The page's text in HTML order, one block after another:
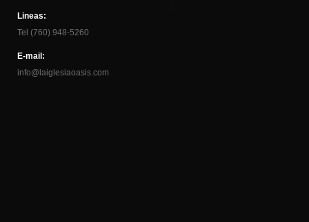
Lineas:
Tel (760) 948-5260
E-mail:
info@laiglesiaoasis.com